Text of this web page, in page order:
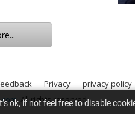
Privacy privacy policy
. All rights reserved.
ok, if not feel free to disable